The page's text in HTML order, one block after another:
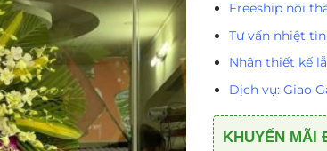
Freeship nội
Tư vấn nhiệt
Nhận thiết kế
Dịch vụ: Giao
KHUYẾN MÃI